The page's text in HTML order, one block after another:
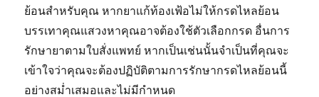
ย้อนสำหรับคุณ หากยาแก้ท้องเฟ้อไม่ให้กรดไหลย้อน
บรรเทาคุณแสวงหาคุณอาจต้องใช้ตัวเลือกกรด อื่นการ
รักษายาตามใบสั่งแพทย์ หากเป็นเช่นนั้นจำเป็นที่คุณจะ
เข้าใจว่าคุณจะต้องปฏิบัติตามการรักษากรดไหลย้อนนี้
อย่างสม่ำเสมอและไม่มีกำหนด